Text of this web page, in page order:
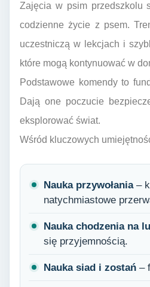
Zajęcia w psim przedszkolu
codzienne życie z psem.
uczestniczą w lekcjach i
które mogą kontynuować w
Podstawowe komendy to
Dają one poczucie
eksplorować świat.
Wśród kluczowych
Nauka przywołania–
natychmiastowe
Nauka chodzenia na
się przyjemnością.
Nauka siad i zostań –